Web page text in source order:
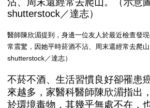
醫師陳欣湄提到，身邊一位友人於最近檢查發
常震驚，因她平時菸酒不沾、周末還經常去爬山
shutterstock／達志）
不菸不酒、生活習慣良好卻罹患
來越多，家醫科醫師陳欣湄指出
於環境毒物，其幾乎無處不在，